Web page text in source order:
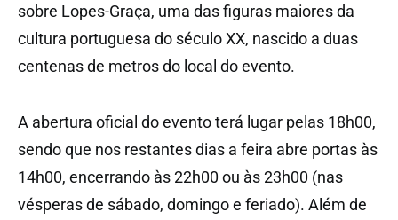
sobre Lopes-Graça, uma das figuras maiores da
cultura portuguesa do século XX, nascido a duas
centenas de metros do local do evento.
A abertura oficial do evento terá lugar pelas 18h00,
sendo que nos restantes dias a feira abre portas às
14h00, encerrando às 22h00 ou às 23h00 (nas
vésperas de sábado, domingo e feriado). Além de